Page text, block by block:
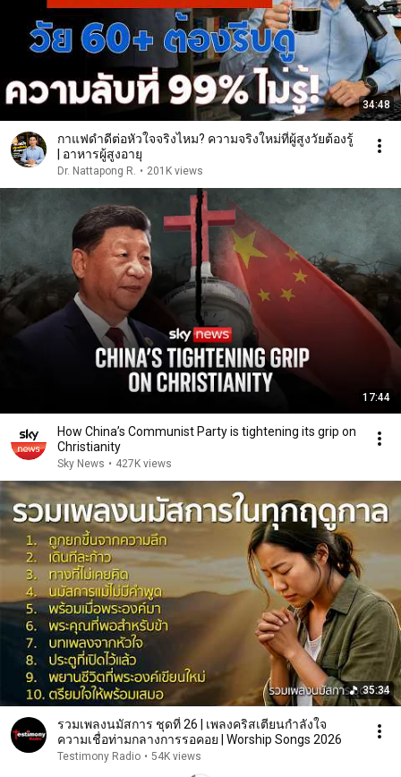
34:48
กาแฟดำดีต่อหัวใจจริงไหม? ความจริงใหม่ที่ผู้สูงวัยต้องรู้
| อาหารผู้สูงอายุ
Dr. Nattapong R. • 201K views
17:44
How China’s Communist Party is tightening its grip on
Christianity
Sky News • 427K views
35:34
รวมเพลงนมัสการ ชุดที่ 26 | เพลงคริสเตียนกำลังใจ
ความเชื่อท่ามกลางการรอคอย | Worship Songs 2026
Testimony Radio • 54K views